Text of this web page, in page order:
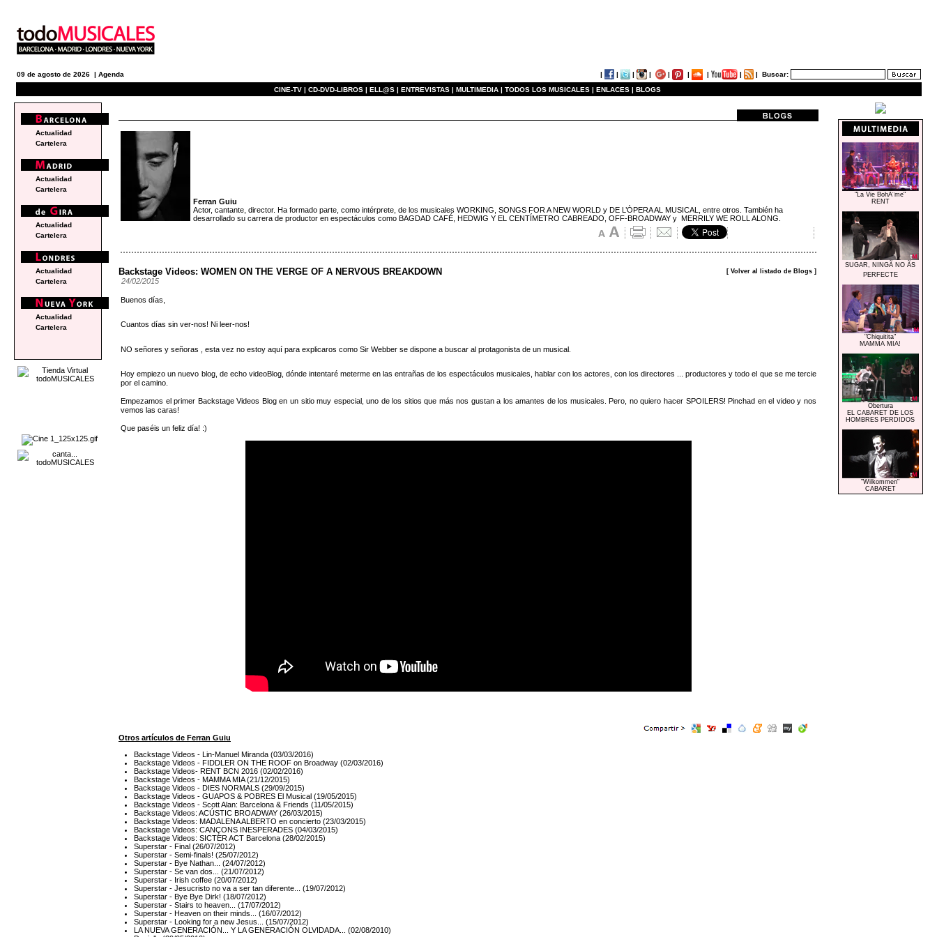
09 de agosto de 2026 | Agenda | | | | | | | | | Buscar:
CINE-TV | CD-DVD-LIBROS | ELL@S | ENTREVISTAS | MULTIMEDIA | TODOS LOS MUSICALES | ENLACES | BLOGS
Ferran Guiu
Actor, cantante, director. Ha formado parte, como intérprete, de los musicales WORKING, SONGS FOR A NEW WORLD y DE L’ÒPERA AL MUSICAL, entre otros. También ha
desarrollado su carrera de productor en espectáculos como BAGDAD CAFÉ, HEDWIG Y EL CENTÍMETRO CABREADO, OFF-BROADWAY y MERRILY WE ROLL ALONG.
[ Volver al listado de Blogs ]
Backstage Videos: WOMEN ON THE VERGE OF A NERVOUS BREAKDOWN
24/02/2015
Buenos días,
Cuantos días sin ver-nos! Ni leer-nos!
NO señores y señoras , esta vez no estoy aquí para explicaros como Sir Webber se dispone a buscar al protagonista de un musical.
Hoy empiezo un nuevo blog, de echo videoBlog, dónde intentaré meterme en las entrañas de los espectáculos musicales, hablar con los actores, con los directores ... productores y todo el que se me tercie
por el camino.
Empezamos el primer Backstage Videos Blog en un sitio muy especial, uno de los sitios que más nos gustan a los amantes de los musicales. Pero, no quiero hacer SPOILERS! Pinchad en el video y nos
vemos las caras!
Que paséis un feliz día! :)
Otros artículos de Ferran Guiu
Backstage Videos - Lin-Manuel Miranda (03/03/2016)
Backstage Videos - FIDDLER ON THE ROOF on Broadway (02/03/2016)
Backstage Videos- RENT BCN 2016 (02/02/2016)
Backstage Videos - MAMMA MIA (21/12/2015)
Backstage Videos - DIES NORMALS (29/09/2015)
Backstage Videos - GUAPOS & POBRES El Musical (19/05/2015)
Backstage Videos - Scott Alan: Barcelona & Friends (11/05/2015)
Backstage Videos: ACÚSTIC BROADWAY (26/03/2015)
Backstage Videos: MADALENA ALBERTO en concierto (23/03/2015)
Backstage Videos: CANÇONS INESPERADES (04/03/2015)
Backstage Videos: SICTER ACT Barcelona (28/02/2015)
Superstar - Final (26/07/2012)
Superstar - Semi-finals! (25/07/2012)
Superstar - Bye Nathan... (24/07/2012)
Superstar - Se van dos... (21/07/2012)
Superstar - Irish coffee (20/07/2012)
Superstar - Jesucristo no va a ser tan diferente... (19/07/2012)
Superstar - Bye Bye Dirk! (18/07/2012)
Superstar - Stairs to heaven... (17/07/2012)
Superstar - Heaven on their minds... (16/07/2012)
Superstar - Looking for a new Jesus... (15/07/2012)
LA NUEVA GENERACIÓN... Y LA GENERACIÓN OLVIDADA... (02/08/2010)
Actualidad
Cartelera
Actualidad
Cartelera
Actualidad
Cartelera
Actualidad
Cartelera
Actualidad
Cartelera
"La Vie BohÃ¨me"
RENT
SUGAR, NINGÃ NO ÃS
PERFECTE
"Chiquitita"
MAMMA MIA!
Obertura
EL CABARET DE LOS
HOMBRES PERDIDOS
"Wilkommen"
CABARET